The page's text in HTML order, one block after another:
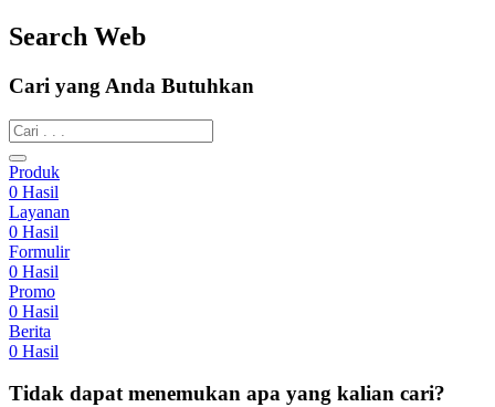
Search Web
Cari yang Anda Butuhkan
Produk
0 Hasil
Layanan
0 Hasil
Formulir
0 Hasil
Promo
0 Hasil
Berita
0 Hasil
Tidak dapat menemukan apa yang kalian cari?